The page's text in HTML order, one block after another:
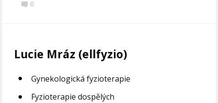
0
Lucie Mráz (ellfyzio)
Gynekologická fyzioterapie
Fyzioterapie dospělých